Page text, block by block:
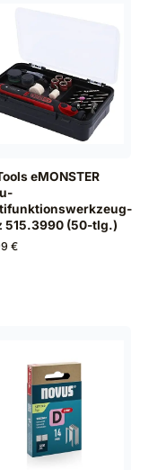
eMONSTER
515.3990 (50-tlg.)
€